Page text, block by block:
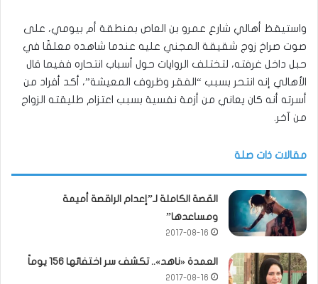
واستيقظ أهالي شارع عمرو بن العاص بمنطقة أم بيومي، على
صوت صراخ زوج شقيقة المجني عليه عندما شاهده معلقًا في
حبل داخل غرفته، لتختلف الروايات حول أسباب انتحاره ففيما قال
الأهالي إنه انتحر بسبب “الفقر وظروف المعيشة”، أكد أفراد من
أسرته أنه كان يعاني من أزمة نفسية بسبب اعتزام طليقته الزواج
من آخر.
مقالات ذات صلة
القصة الكاملة لـ”إعدام الراقصة أميمة
ومساعدها”
2017-08-16
العمدة «ناهد».. تكشف سر اختفائها 156 يوماً
2017-08-16